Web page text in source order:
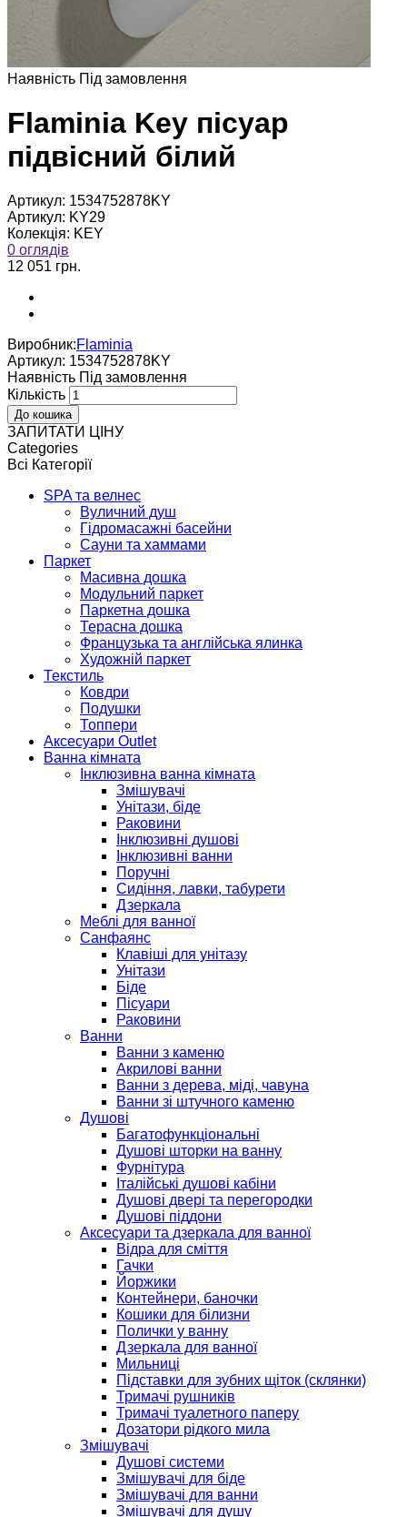
Наявнiсть Пiд замовлення
Flaminia Key пісуар
підвісний білий
Артикул: 1534752878KY
Артикул: KY29
Колекція: KEY
0 оглядів
12 051 грн.
Виробник:Flaminia
Артикул: 1534752878KY
Наявнiсть Пiд замовлення
Кількість
ЗАПИТАТИ ЦІНУ
Categories
Всі Категорії
SPA та велнес
Вуличний душ
Гідромасажні басейни
Сауни та хаммами
Паркет
Масивна дошка
Модульний паркет
Паркетна дошка
Терасна дошка
Французька та англійська ялинка
Художній паркет
Текстиль
Ковдри
Подушки
Топпери
Аксесуари Outlet
Ванна кімната
Інклюзивна ванна кімната
Змішувачі
Унітази, біде
Раковини
Інклюзивні душові
Інклюзивні ванни
Поручні
Сидіння, лавки, табурети
Дзеркала
Меблі для ванної
Санфаянс
Клавіші для унітазу
Унітази
Біде
Пісуари
Раковини
Ванни
Ванни з каменю
Акрилові ванни
Ванни з дерева, міді, чавуна
Ванни зі штучного каменю
Душові
Багатофункціональні
Душові шторки на ванну
Фурнітура
Італійські душові кабіни
Душові двері та перегородки
Душові піддони
Аксесуари та дзеркала для ванної
Відра для сміття
Гачки
Йоржики
Контейнери, баночки
Кошики для білизни
Полички у ванну
Дзеркала для ванної
Мильниці
Підставки для зубних щіток (склянки)
Тримачі рушників
Тримачі туалетного паперу
Дозатори рідкого мила
Змішувачі
Душові системи
Змішувачі для біде
Змішувачі для ванни
Змішувачі для душу